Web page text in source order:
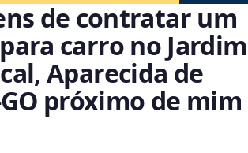
de contratar um
carro no Jardim
Aparecida de
próximo de mim